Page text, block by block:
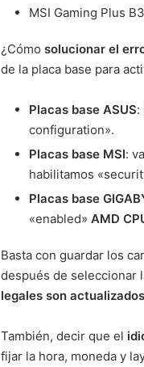
MSI Gaming Plus
¿Cómo solucionar el
de la placa base para
Placas base ASUS:
configuration».
Placas base MSI:
habilitamos
Placas base
«enabled» AMD
Basta con guardar los
después de seleccionar
legales son
También, decir que el
fijar la hora, moneda y